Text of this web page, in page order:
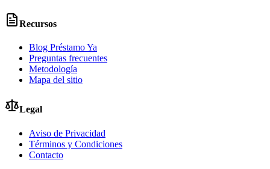
Recursos
Blog Préstamo Ya
Preguntas frecuentes
Metodología
Mapa del sitio
Legal
Aviso de Privacidad
Términos y Condiciones
Contacto